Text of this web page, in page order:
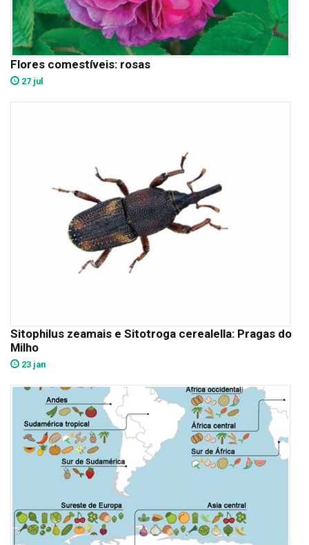
Flores comestíveis: rosas
27 jul
Sitophilus zeamais e Sitotroga cerealella: Pragas do
Milho
23 jan